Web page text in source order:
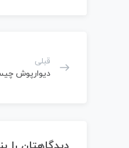
قبلی
دیوارپوش